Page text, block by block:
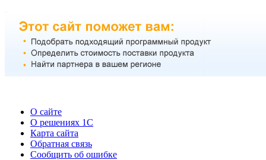
О сайте
О решениях 1С
Карта сайта
Обратная связь
Сообщить об ошибке